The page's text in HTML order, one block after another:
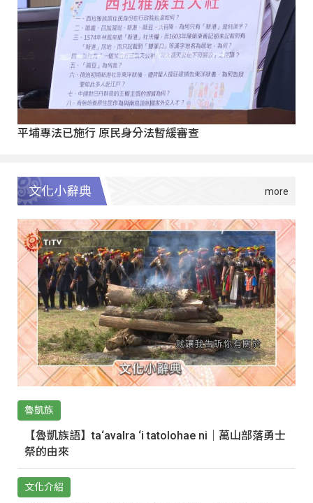
平埔專法已施行 原民身分法暫緩審查
文化小辭典
魯凱族
【魯凱族語】ta‘avalra ‘i tatolohae ni｜萬山部落勇士
祭的由來
文化介紹